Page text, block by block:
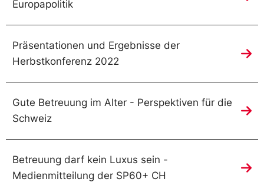
Europapolitik
Präsentationen und Ergebnisse der
Herbstkonferenz 2022
Gute Betreuung im Alter - Perspektiven für die
Schweiz
Betreuung darf kein Luxus sein -
Medienmitteilung der SP60+ CH